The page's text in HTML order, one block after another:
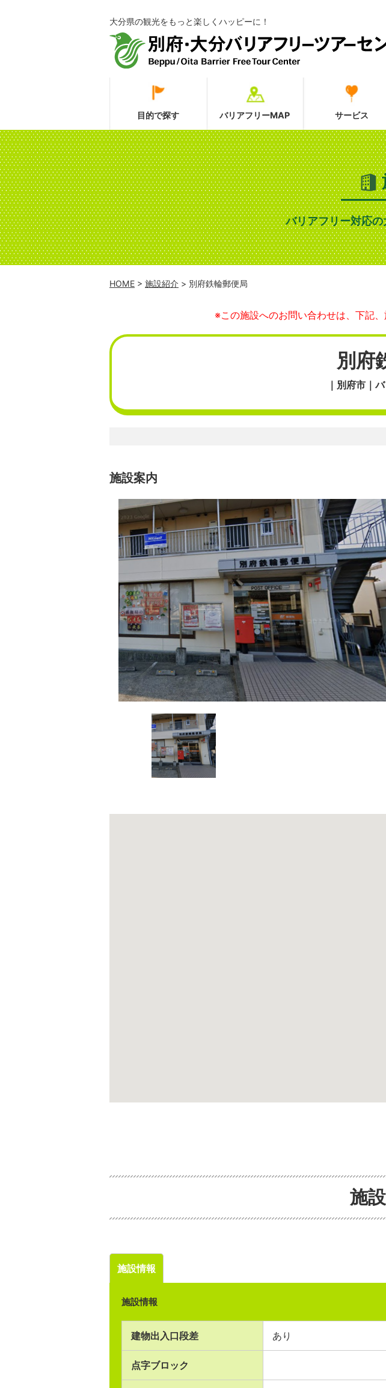
大分県の観光をもっと楽しくハッピーに！
目的で探す バリアフリーMAP サービス
バリアフリー対応
HOME > 施設紹介 > 別府鉄輪郵便局
※この施設へのお問い合わせは、下記
別府
｜別府市｜
施設案内
施
施設情報
施設情報
建物出入口段差 あり
点字ブロック